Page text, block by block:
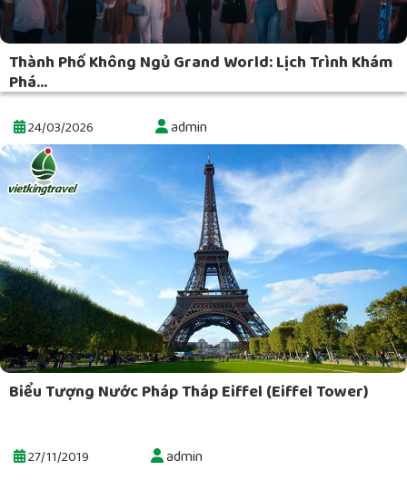
Thành Phố Không Ngủ Grand World: Lịch Trình Khám
Phá...
24/03/2026 admin
Biểu Tượng Nước Pháp Tháp Eiffel (Eiffel Tower)
27/11/2019 admin